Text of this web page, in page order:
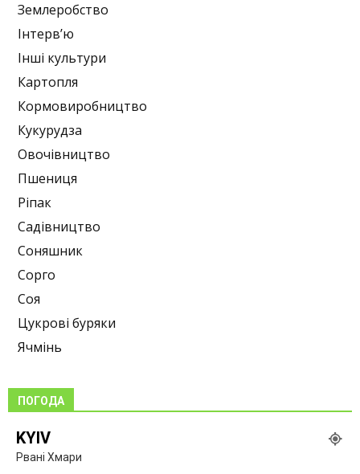
Землеробство
Інтерв’ю
Інші культури
Картопля
Кормовиробництво
Кукурудза
Овочівництво
Пшениця
Ріпак
Садівництво
Соняшник
Сорго
Соя
Цукрові буряки
Ячмінь
ПОГОДА
KYIV
Рвані Хмари